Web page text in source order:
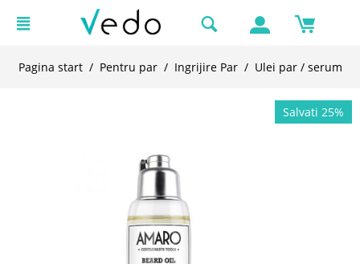
Pagina start / Pentru par / Ingrijire Par / Ulei par / serum
Salvati 25%